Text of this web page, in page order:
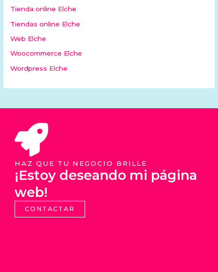
Tienda online Elche
Tiendas online Elche
Web Elche
Woocommerce Elche
Wordpress Elche
HAZ QUE TU NEGOCIO BRILLE
¡Estoy deseando mi página
web!
CONTACTAR